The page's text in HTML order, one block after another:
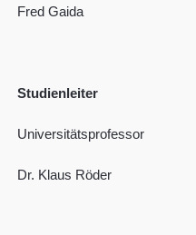
Fred Gaida
Studienleiter
Universitätsprofessor
Dr. Klaus Röder